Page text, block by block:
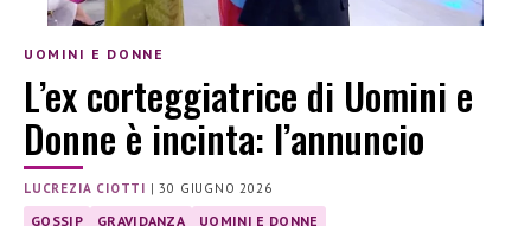
UOMINI E DONNE
L’ex corteggiatrice di Uomini e
Donne è incinta: l’annuncio
LUCREZIA CIOTTI |30 GIUGNO 2026
GOSSIP GRAVIDANZA UOMINI E DONNE